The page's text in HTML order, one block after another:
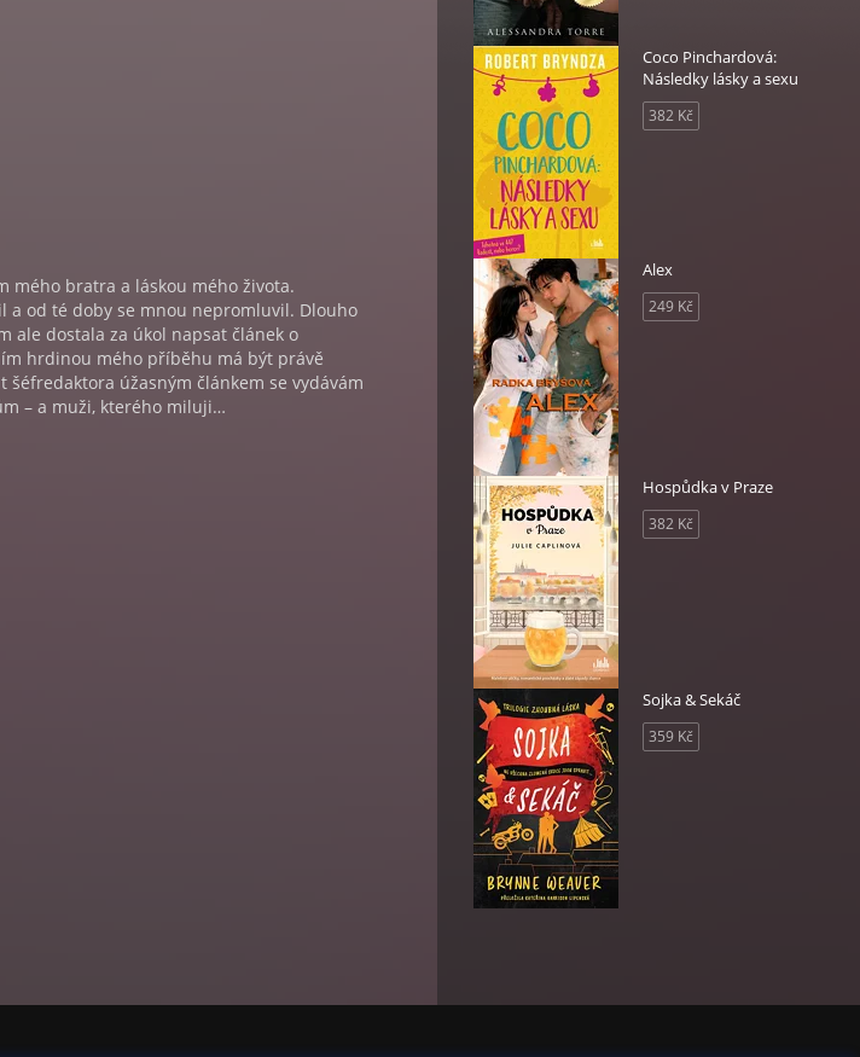
mého bratra a láskou mého života.
a od té doby se mnou nepromluvil. Dlouho
ale dostala za úkol napsat článek o
hrdinou mého příběhu má být právě
úžasným článkem se vydávám
– a muži, kterého miluji…
Coco Pinchardová:
Následky lásky a sexu
382 Kč
Alex
249 Kč
Hospůdka v Praze
382 Kč
Sojka & Sekáč
359 Kč